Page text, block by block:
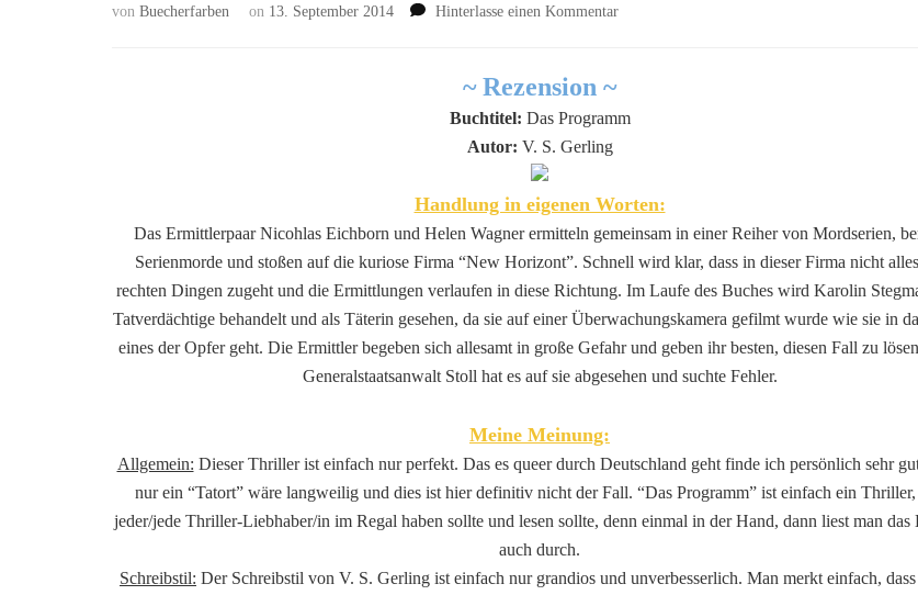
von Buecherfarben on 13. September 2014 Hinterlasse einen Kommentarzu
V.
~ Rezension ~
Buchtitel: Das Programm
Autor: V. S. Gerling
Handlung in eigenen Worten:
Das Ermittlerpaar Nicohlas Eichborn und Helen Wagner ermitteln gemeinsam in einer Reiher von Mordserien,
Serienmorde und stoßen auf die kuriose Firma “New Horizont”. Schnell wird klar, dass in dieser Firma nicht
rechten Dingen zugeht und die Ermittlungen verlaufen in diese Richtung. Im Laufe des Buches wird Karolin
Tatverdächtige behandelt und als Täterin gesehen, da sie auf einer Überwachungskamera gefilmt wurde wie sie in
eines der Opfer geht. Die Ermittler begeben sich allesamt in große Gefahr und geben ihr besten, diesen Fall zu
Generalstaatsanwalt Stoll hat es auf sie abgesehen und suchte Fehler.
Meine Meinung:
Allgemein: Dieser Thriller ist einfach nur perfekt. Das es queer durch Deutschland geht finde ich persönlich sehr
nur ein “Tatort” wäre langweilig und dies ist hier definitiv nicht der Fall. “Das Programm” ist einfach ein Thriller,
jeder/jede Thriller-Liebhaber/in im Regal haben sollte und lesen sollte, denn einmal in der Hand, dann liest man das
auch durch.
Schreibstil: Der Schreibstil von V. S. Gerling ist einfach nur grandios und unverbesserlich. Man merkt einfach,